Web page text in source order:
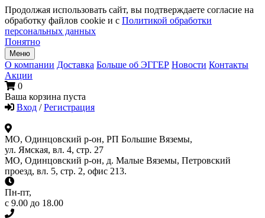
Продолжая использовать сайт, вы подтверждаете согласие на
обработку файлов cookie и с Политикой обработки
персональных данных
Понятно
Меню
О компании Доставка Больше об ЭГГЕР Новости Контакты
Акции
0
Ваша корзина пуста
Вход / Регистрация
МО, Одинцовский р-он, РП Большие Вяземы,
ул. Ямская, вл. 4, стр. 27
МО, Одинцовский р-он, д. Малые Вяземы, Петровский
проезд, вл. 5, стр. 2, офис 213.
Пн-пт,
с 9.00 до 18.00